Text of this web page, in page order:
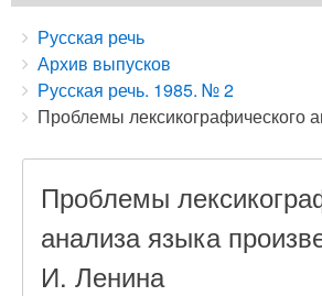
Breadcrumbs
You
are
here:
Русская речь
Архив выпусков
Русская речь. 1985. № 2
Проблемы лексикографического
Проблемы
анализа языка
И. Ленина